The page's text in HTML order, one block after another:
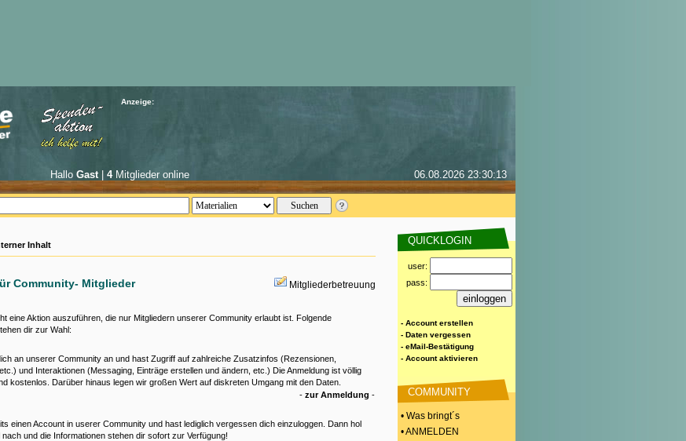
Anzeige:
Hallo Gast| 4Mitglieder online 06.08.2026 23:30:13
Inhalt
Community- Mitglieder Mitgliederbetreuung
eine Aktion auszuführen, die nur Mitgliedern unserer Community erlaubt ist. Folgende
dir zur Wahl:
an unserer Community an und hast Zugriff auf zahlreiche Zusatzinfos (Rezensionen,
und Interaktionen (Messaging, Einträge erstellen und ändern, etc.) Die Anmeldung ist völlig
kostenlos. Darüber hinaus legen wir großen Wert auf diskreten Umgang mit den Daten.
- zur Anmeldung -
einen Account in userer Community und hast lediglich vergessen dich einzuloggen. Dann hol
und die Informationen stehen dir sofort zur Verfügung!
QUICKLOGIN
user:
pass:
- Account erstellen
- Daten vergessen
- eMail-Bestätigung
- Account aktivieren
COMMUNITY
• Was bringt´s
• ANMELDEN